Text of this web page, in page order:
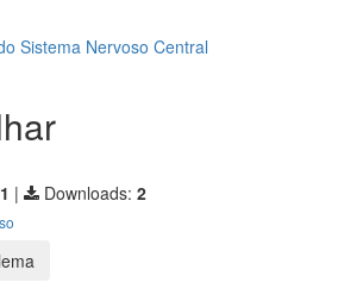
Sistema Nervoso Central
| Downloads: 2